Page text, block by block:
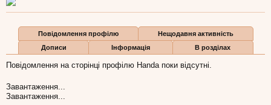
Повідомлення профілю
Нещодавня активність
Дописи
Інформація В розділах
Повідомлення на сторінці профілю Handa поки відсутні.
Завантаження...
Завантаження...